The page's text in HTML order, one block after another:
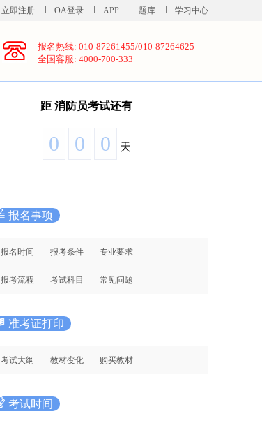
立即注册 OA登录 APP 题库 学习中心
报名热线: 010-87261455/010-87264625
全国客服: 4000-700-333
距 消防员考试还有
0 0 0 天
报名事项
报名时间 报考条件 专业要求
报考流程 考试科目 常见问题
准考证打印
考试大纲 教材变化 购买教材
考试时间